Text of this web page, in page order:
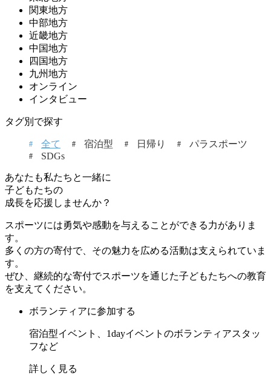
関東地方
中部地方
近畿地方
中国地方
四国地方
九州地方
オンライン
インタビュー
タグ別で探す
全て 宿泊型 日帰り
パラスポーツ
SDGs
あなたも私たちと一緒に
子どもたちの
成長を応援しませんか？
スポーツには勇気や感動を与えることができる力がありま
す。
多くの方の寄付で、その魅力を広める活動は支えられていま
す。
ぜひ、継続的な寄付でスポーツを通じた子どもたちへの教育
を支えてください。
ボランティアに参加する
宿泊型イベント、1dayイベントのボランティアスタッ
フなど
詳しく見る